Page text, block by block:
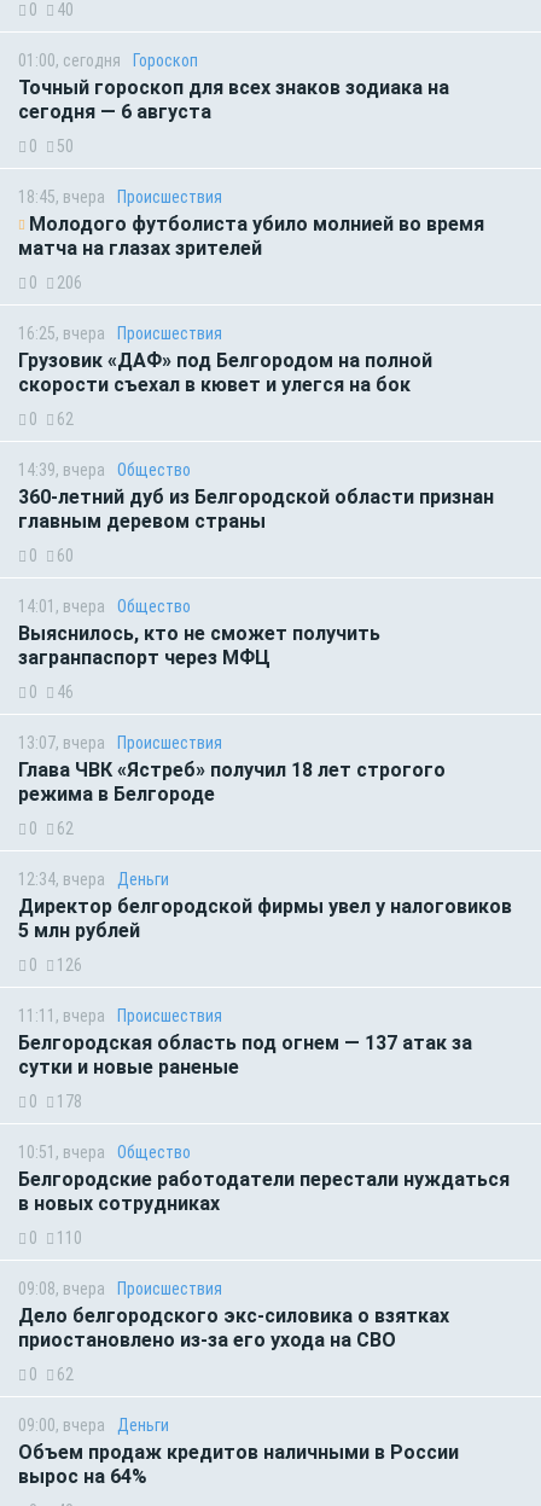
0 40
01:00, сегодня Гороскоп
Точный гороскоп для всех знаков зодиака на
сегодня — 6 августа
0 50
18:45, вчера Происшествия
Молодого футболиста убило молнией во время
матча на глазах зрителей
0 206
16:25, вчера Происшествия
Грузовик «ДАФ» под Белгородом на полной
скорости съехал в кювет и улегся на бок
0 62
14:39, вчера Общество
360-летний дуб из Белгородской области признан
главным деревом страны
0 60
14:01, вчера Общество
Выяснилось, кто не сможет получить
загранпаспорт через МФЦ
0 46
13:07, вчера Происшествия
Глава ЧВК «Ястреб» получил 18 лет строгого
режима в Белгороде
0 62
12:34, вчера Деньги
Директор белгородской фирмы увел у налоговиков
5 млн рублей
0 126
11:11, вчера Происшествия
Белгородская область под огнем — 137 атак за
сутки и новые раненые
0 178
10:51, вчера Общество
Белгородские работодатели перестали нуждаться
в новых сотрудниках
0 110
09:08, вчера Происшествия
Дело белгородского экс-силовика о взятках
приостановлено из-за его ухода на СВО
0 62
09:00, вчера Деньги
Объем продаж кредитов наличными в России
вырос на 64%